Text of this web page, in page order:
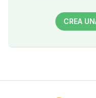
CREA